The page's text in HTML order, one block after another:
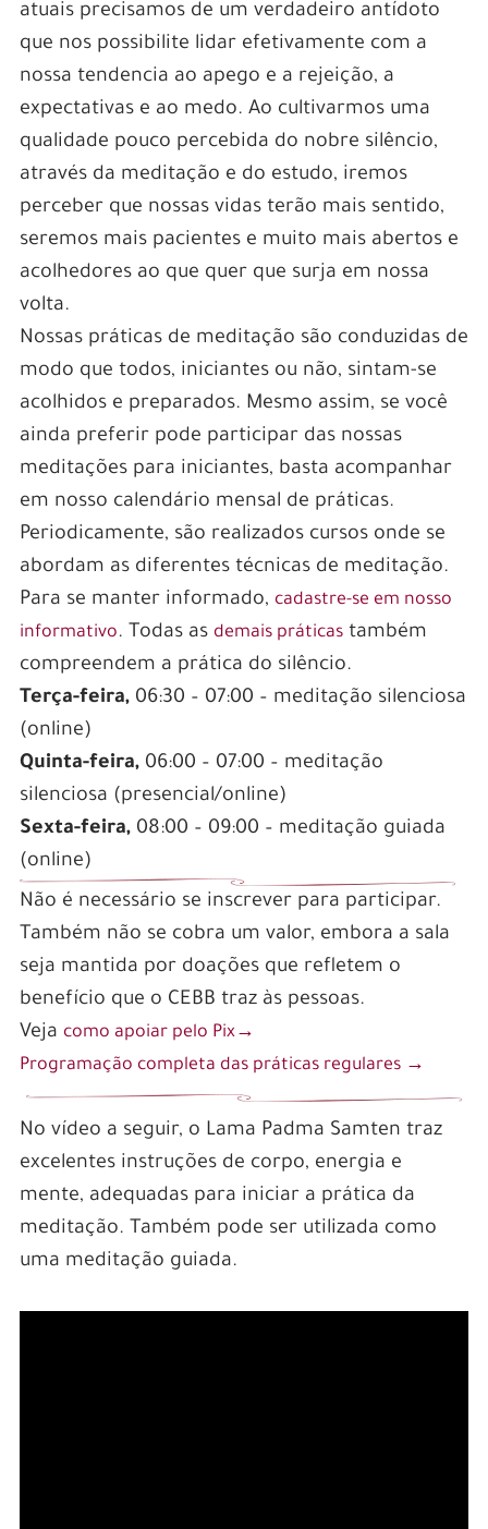
atuais precisamos de um verdadeiro antídoto
que nos possibilite lidar efetivamente com a
nossa tendencia ao apego e a rejeição, a
expectativas e ao medo. Ao cultivarmos uma
qualidade pouco percebida do nobre silêncio,
através da meditação e do estudo, iremos
perceber que nossas vidas terão mais sentido,
seremos mais pacientes e muito mais abertos e
acolhedores ao que quer que surja em nossa
volta.
Nossas práticas de meditação são conduzidas de
modo que todos, iniciantes ou não, sintam-se
acolhidos e preparados. Mesmo assim, se você
ainda preferir pode participar das nossas
meditações para iniciantes, basta acompanhar
em nosso calendário mensal de práticas.
Periodicamente, são realizados cursos onde se
abordam as diferentes técnicas de meditação.
Para se manter informado, cadastre-se em nosso
informativo. Todas as demais práticastambém
compreendem a prática do silêncio.
Terça-feira,06:30 – 07:00 – meditação silenciosa
(online)
Quinta-feira,06:00 – 07:00 – meditação
silenciosa (presencial/online)
Sexta-feira,08:00 – 09:00 – meditação guiada
(online)
Não é necessário se inscrever para participar.
Também não se cobra um valor, embora a sala
seja mantida por doações que refletem o
benefício que o CEBB traz às pessoas.
Veja como apoiar pelo Pix→
Programação completa das práticas regulares →
No vídeo a seguir, o Lama Padma Samten traz
excelentes instruções de corpo, energia e
mente, adequadas para iniciar a prática da
meditação. Também pode ser utilizada como
uma meditação guiada.